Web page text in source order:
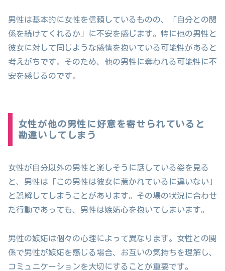
男性は基本的に女性を信頼しているものの、「自分との関
係を続けてくれるか」に不安を感じます。特に他の男性と
彼女に対して同じような感情を抱いている可能性があると
考えがちです。そのため、他の男性に奪われる可能性に不
安を感じるのです。
女性が他の男性に好意を寄せられていると
勘違いしてしまう
女性が自分以外の男性と楽しそうに話している姿を見る
と、男性は「この男性は彼女に惹かれているに違いない」
と誤解してしまうことがあります。その場の状況に合わせ
た行動であっても、男性は嫉妬心を抱いてしまいます。
男性の嫉妬は個々の心理によって異なります。女性との関
係で男性が嫉妬を感じる場合、お互いの気持ちを理解し、
コミュニケーションを大切にすることが重要です。